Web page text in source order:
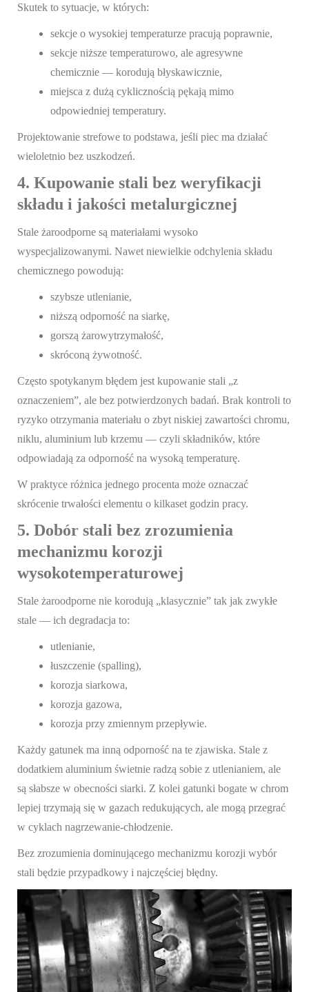
Skutek to sytuacje, w których:
sekcje o wysokiej temperaturze pracują poprawnie,
sekcje niższe temperaturowo, ale agresywne
chemicznie — korodują błyskawicznie,
miejsca z dużą cyklicznością pękają mimo
odpowiedniej temperatury.
Projektowanie strefowe to podstawa, jeśli piec ma działać
wieloletnio bez uszkodzeń.
4. Kupowanie stali bez weryfikacji
składu i jakości metalurgicznej
Stale żaroodporne są materiałami wysoko
wyspecjalizowanymi. Nawet niewielkie odchylenia składu
chemicznego powodują:
szybsze utlenianie,
niższą odporność na siarkę,
gorszą żarowytrzymałość,
skróconą żywotność.
Często spotykanym błędem jest kupowanie stali „z
oznaczeniem”, ale bez potwierdzonych badań. Brak kontroli to
ryzyko otrzymania materiału o zbyt niskiej zawartości chromu,
niklu, aluminium lub krzemu — czyli składników, które
odpowiadają za odporność na wysoką temperaturę.
W praktyce różnica jednego procenta może oznaczać
skrócenie trwałości elementu o kilkaset godzin pracy.
5. Dobór stali bez zrozumienia
mechanizmu korozji
wysokotemperaturowej
Stale żaroodporne nie korodują „klasycznie” tak jak zwykłe
stale — ich degradacja to:
utlenianie,
łuszczenie (spalling),
korozja siarkowa,
korozja gazowa,
korozja przy zmiennym przepływie.
Każdy gatunek ma inną odporność na te zjawiska. Stale z
dodatkiem aluminium świetnie radzą sobie z utlenianiem, ale
są słabsze w obecności siarki. Z kolei gatunki bogate w chrom
lepiej trzymają się w gazach redukujących, ale mogą przegrać
w cyklach nagrzewanie-chłodzenie.
Bez zrozumienia dominującego mechanizmu korozji wybór
stali będzie przypadkowy i najczęściej błędny.